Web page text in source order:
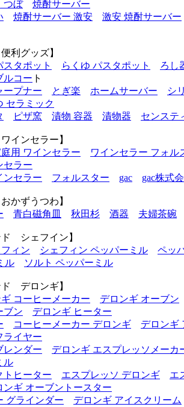
つぼ
焼酎サーバー
焼酎サーバー 激安
激安 焼酎サーバー
利グッズ】
スタポット らくゆ パスタポット
ろし
ルコー ト
ープナー
とぎ楽 ホームサーバー
シ
セラミック
ピザ窯 漬物 容器 漬物器 センステ
インセラー】
用 ワインセラー
ワインセラー フォル
セラー
ンセラー
フォルスター gac gac株式
かずうつわ】
青白磁角皿 秋田杉 酒器 夫婦茶碗
ド シェフイン】
ィン シェフィン ペッパーミル
ペッ
ル ソルト ペッパーミル
ド デロンギ】
コーヒーメーカー
デロンギ オーブン
ブン
デロンギ ヒーター
コーヒーメーカー デロンギ
デロンギ
ライヤー
レンダー
デロンギ エスプレッソメーカ
ル
トヒーター
エスプレッソ デロンギ
エ
ンギ オーブントースター
グラインダー
デロンギ アイスクリーム